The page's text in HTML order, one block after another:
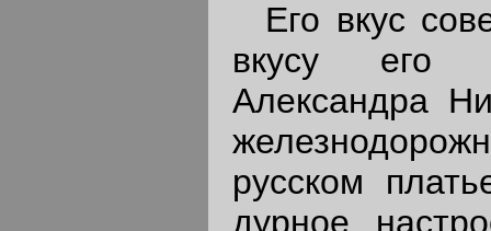
Его вкус
вкусу его
Александра
русском
дурное